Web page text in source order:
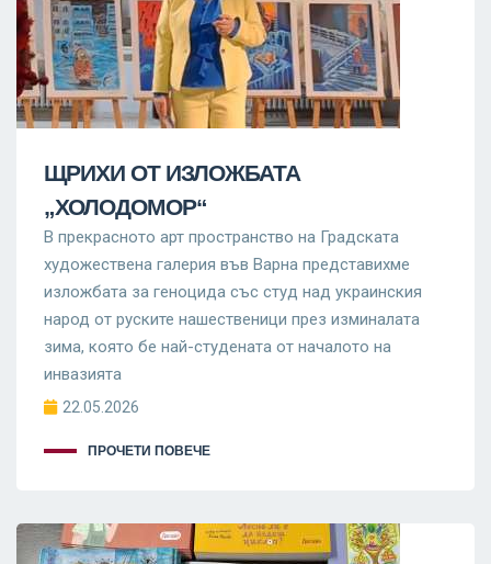
ЩРИХИ ОТ ИЗЛОЖБАТА
„ХОЛОДОМОР“
В прекрасното арт пространство на Градската
художествена галерия във Варна представихме
изложбата за геноцида със студ над украинския
народ от руските нашественици през изминалата
зима, която бе най-студената от началото на
инвазията
22.05.2026
ПРОЧЕТИ ПОВЕЧЕ